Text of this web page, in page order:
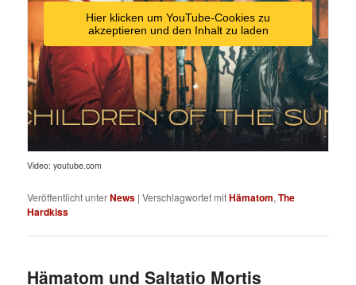
Hier klicken um YouTube-Cookies zu
akzeptieren und den Inhalt zu laden
Video: youtube.com
Veröffentlicht unterNews |Verschlagwortet mitHämatom,The
Hardkiss
Hämatom und Saltatio Mortis